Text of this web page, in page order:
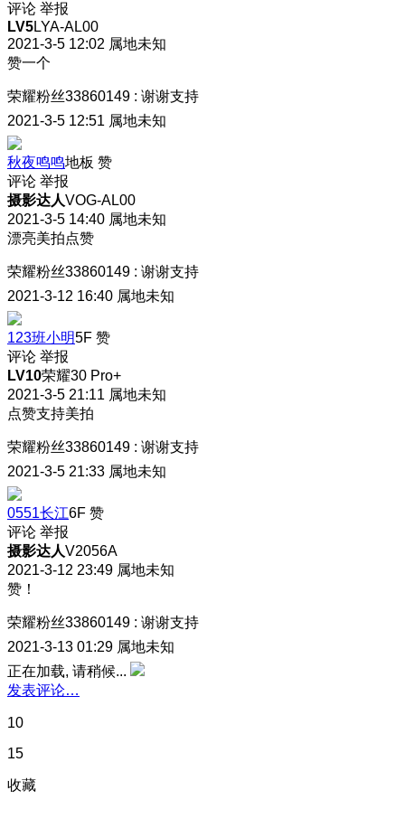
评论 举报
LV5LYA-AL00
2021-3-5 12:02 属地未知
赞一个
荣耀粉丝33860149 : 谢谢支持
2021-3-5 12:51 属地未知
秋夜鸣鸣地板 赞
评论 举报
摄影达人VOG-AL00
2021-3-5 14:40 属地未知
漂亮美拍点赞
荣耀粉丝33860149 : 谢谢支持
2021-3-12 16:40 属地未知
123班小明5F 赞
评论 举报
LV10荣耀30 Pro+
2021-3-5 21:11 属地未知
点赞支持美拍
荣耀粉丝33860149 : 谢谢支持
2021-3-5 21:33 属地未知
0551长江6F 赞
评论 举报
摄影达人V2056A
2021-3-12 23:49 属地未知
赞！
荣耀粉丝33860149 : 谢谢支持
2021-3-13 01:29 属地未知
正在加载, 请稍候...
发表评论…
10
15
收藏